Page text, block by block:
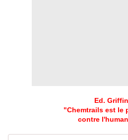
Ed. Griffin
"Chemtrails est le
contre